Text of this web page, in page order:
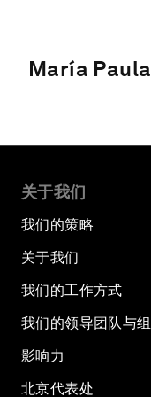
María
关于我们
我们的策略
关于我们
我们的工作方式
我们的领导团队与
影响力
北京代表处